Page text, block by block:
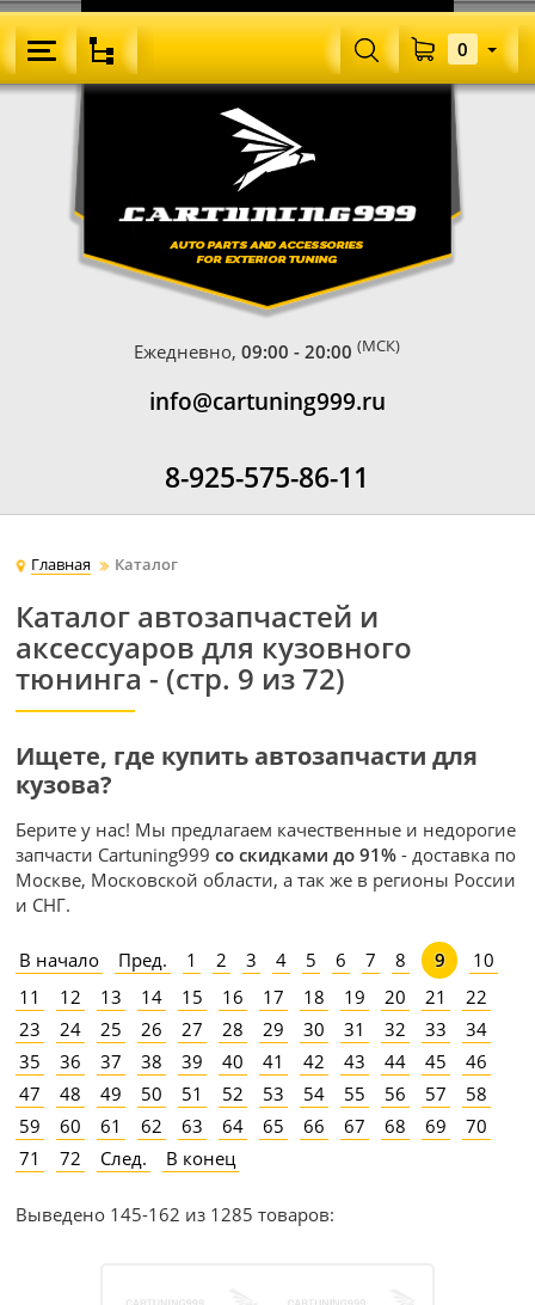
Ежедневно,09:00 - 20:00 (МСК)
info@cartuning999.ru
8-925-575-86-11
0
Главная Каталог
Каталог автозапчастей и
аксессуаров для кузовного
тюнинга - (стр. 9 из 72)
Ищете, где купить автозапчасти для
кузова?
Берите у нас! Мы предлагаем качественные и недорогие
запчасти Cartuning999со скидками до 91% - доставка по
Москве, Московской области, а так же в регионы России
и СНГ.
В начало Пред. 1 2 3 4 5 6 7 8 9
10
11
12 13 14 15 16 17 18 19 20 21
22
23
24 25 26 27 28 29 30 31 32 33
34
35
36 37 38 39 40 41 42 43 44 45
46
47
48 49 50 51 52 53 54 55 56 57
58
59
60 61 62 63 64 65 66 67 68 69
70
71
72 След. В конец
Выведено 145-162 из 1285 товаров: